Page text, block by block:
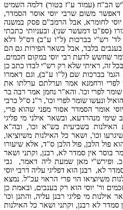
הב"ח (עמוד ע"ז בטור) דלמה השמיט
משום שרבי יוסי אוסר הסמדר,
לחומרא, אבל הרמב"ם פסק במשנה
(ספ"ט דמעשר שני). ובעניותי כתבתי
רש"י בברכות (ל"ו ע"ב) דס"ל דלא
בענבים בלבד, אבל בשאר הפירות גם הם
שחשש לדעת רבי יוסי במקום חכמים.
זה, ראיתי שלא רק רש"י לבדו כתב כן
בברכות שם (ל"ו ע"ב), וגם דאמרו
לפרי ורחמנא אמר וערלתם ערלתו את
שומר לפרי וכו'. והא"ר נחמן אמר רבה בר
ונעשו שומר לפרי וכו', ר"נ ס"ל כרבי
אומר הסמדר אסור מפני שהוא פרי,
שימי מנהרדעא, ובשאר אילני מי פליגי
האילנות בשביעית בש"א וכו', ובה"א
וכו', ושאר כל האילנות משיוציאו,
פול הלבן, פול הלבן ס"ד, אלא שיעורו
בוסר אין סמדר לא, רבנן, וקתני ושאר
ופירש"י מאן שמעת ליה דאמר, גבי
לא, רבנן הוא דפליגי עליה דרבי יוסי
משיוציאו הוי פרי הראוי עכ"ל. נמצא
ור' יוסי הוא רק בענבים, ובאמת כן
מי פליגי רבנן עליה, והתנן וכו'
לא רבנן, וקתני ושאר כל האילנות